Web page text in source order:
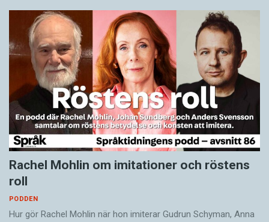
Rachel Mohlin om imitationer och röstens
roll
PODDEN
Hur gör Rachel Mohlin när hon imiterar Gudrun Schyman, Anna